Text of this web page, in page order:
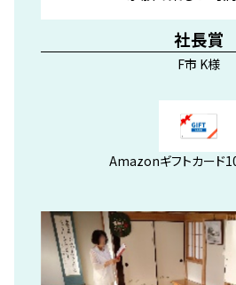
社長賞
F市 K様
Amazonギフトカード